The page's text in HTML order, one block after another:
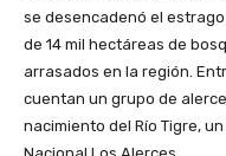
se desencadenó el
de 14 mil hectáreas de
arrasados en la región.
cuentan un grupo de
nacimiento del Río Tigre,